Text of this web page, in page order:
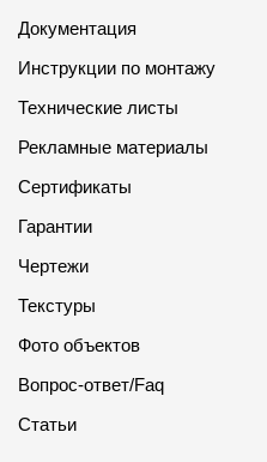
Документация
Инструкции по монтажу
Технические листы
Рекламные материалы
Сертификаты
Гарантии
Чертежи
Текстуры
Фото объектов
Вопрос-ответ/Faq
Статьи